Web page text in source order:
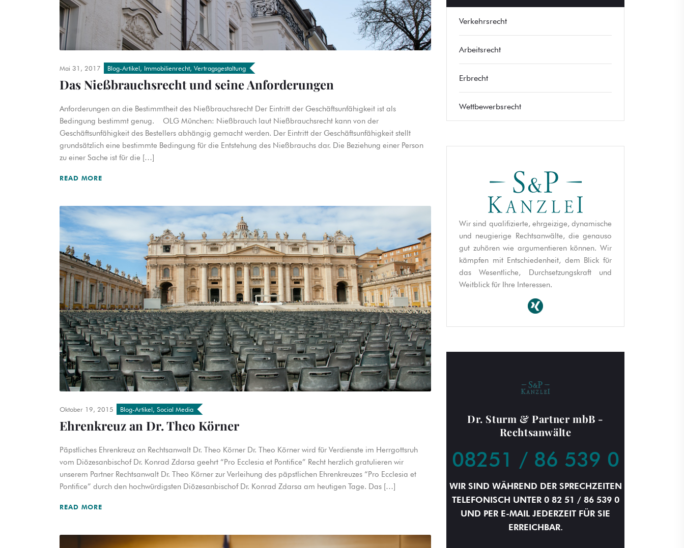
Mai 31, 2017 Blog-Artikel, Immobilienrecht, Vertragsgestaltung
Das Nießbrauchsrecht und seine Anforderungen
Anforderungen an die Bestimmtheit des Nießbrauchsrecht Der Eintritt der Geschäftsunfähigkeit ist als
Bedingung bestimmt genug. OLG München: Nießbrauch laut Nießbrauchsrecht kann von der
Geschäftsunfähigkeit des Bestellers abhängig gemacht werden. Der Eintritt der Geschäftsunfähigkeit stellt
grundsätzlich eine bestimmte Bedingung für die Entstehung des Nießbrauchs dar. Die Beziehung einer Person
zu einer Sache ist für die […]
READ MORE
Oktober 19, 2015 Blog-Artikel, Social Media
Ehrenkreuz an Dr. Theo Körner
Päpstliches Ehrenkreuz an Rechtsanwalt Dr. Theo Körner Dr. Theo Körner wird für Verdienste im Herrgottsruh
vom Diözesanbischof Dr. Konrad Zdarsa geehrt “Pro Ecclesia et Pontifice” Recht herzlich gratulieren wir
unserem Partner Rechtsanwalt Dr. Theo Körner zur Verleihung des päpstlichen Ehrenkreuzes “Pro Ecclesia et
Pontifice” durch den hochwürdigsten Diözesanbischof Dr. Konrad Zdarsa am heutigen Tage. Das […]
READ MORE
Verkehrsrecht
Arbeitsrecht
Erbrecht
Wettbewerbsrecht
Wir sind qualifizierte, ehrgeizige, dynamische
und neugierige Rechtsanwälte, die genauso
gut zuhören wie argumentieren können. Wir
kämpfen mit Entschiedenheit, dem Blick für
das Wesentliche, Durchsetzungskraft und
Weitblick für Ihre Interessen.
Dr. Sturm & Partner mbB -
Rechtsanwälte
08251 / 86 539 0
WIR SIND WÄHREND DER SPRECHZEITEN
TELEFONISCH UNTER 0 82 51 / 86 539 0
UND PER E-MAIL JEDERZEIT FÜR SIE
ERREICHBAR.